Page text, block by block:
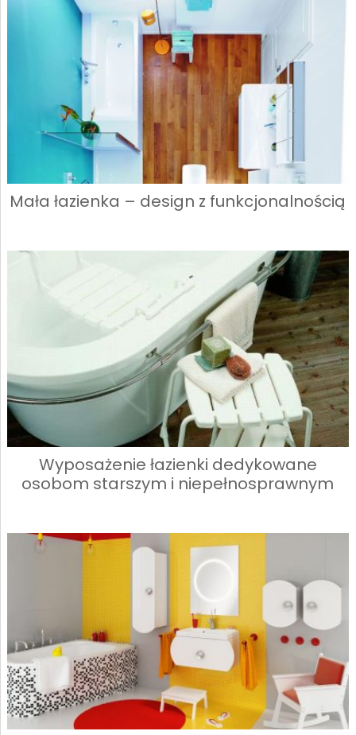
Mała łazienka – design z funkcjonalnością
Wyposażenie łazienki dedykowane
osobom starszym i niepełnosprawnym